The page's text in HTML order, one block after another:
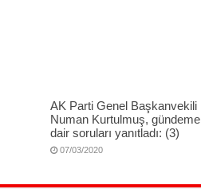
AK Parti Genel Başkanvekili
Numan Kurtulmuş, gündeme
dair soruları yanıtladı: (3)
07/03/2020